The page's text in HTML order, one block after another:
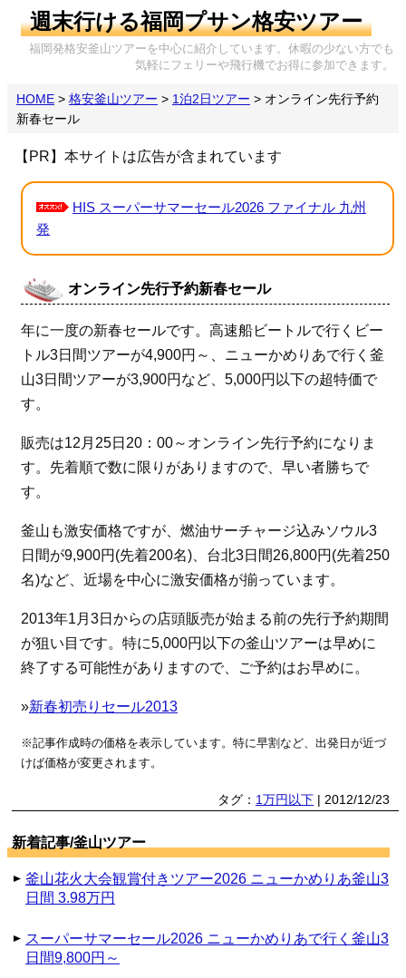
週末行ける福岡プサン格安ツアー
福岡発格安釜山ツアーを中心に紹介しています。休暇の少ない方でも
気軽にフェリーや飛行機でお得に参加できます。
HOME > 格安釜山ツアー > 1泊2日ツアー > オンライン先行予約
新春セール
【PR】本サイトは広告が含まれています
HIS スーパーサマーセール2026 ファイナル 九州
発
オンライン先行予約新春セール
年に一度の新春セールです。高速船ビートルで行くビー
トル3日間ツアーが4,900円～、ニューかめりあで行く釜
山3日間ツアーが3,900円など、5,000円以下の超特価で
す。
販売は12月25日20：00～オンライン先行予約になりま
す。先着順で数に限りがありますので、早い者勝ちで
す。
釜山も激安価格ですが、燃油サーチャージ込みソウル3
日間が9,900円(先着200名)、台北3日間26,800円(先着250
名)など、近場を中心に激安価格が揃っています。
2013年1月3日からの店頭販売が始まる前の先行予約期間
が狙い目です。特に5,000円以下の釜山ツアーは早めに
終了する可能性がありますので、ご予約はお早めに。
»新春初売りセール2013
※記事作成時の価格を表示しています。特に早割など、出発日が近づ
けば価格が変更されます。
タグ： 1万円以下 | 2012/12/23
新着記事/釜山ツアー
釜山花火大会観賞付きツアー2026 ニューかめりあ釜山3
日間 3.98万円
スーパーサマーセール2026 ニューかめりあで行く釜山3
日間9,800円～